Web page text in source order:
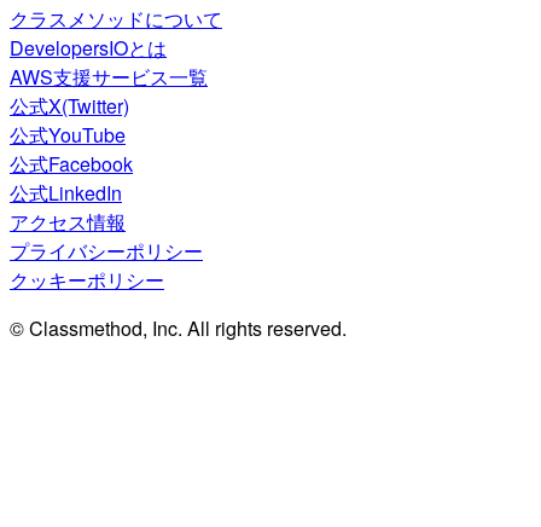
クラスメソッドについて
DevelopersIOとは
AWS支援サービス一覧
公式X(Twitter)
公式YouTube
公式Facebook
公式LinkedIn
アクセス情報
プライバシーポリシー
クッキーポリシー
© Classmethod, Inc. All rights reserved.